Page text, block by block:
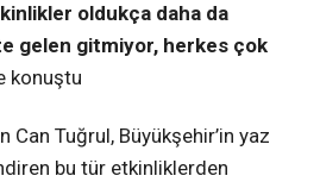
oldukça daha da
gelen gitmiyor, herkes çok
konuştu
Can Tuğrul, Büyükşehir’in yaz
bu tür etkinliklerden